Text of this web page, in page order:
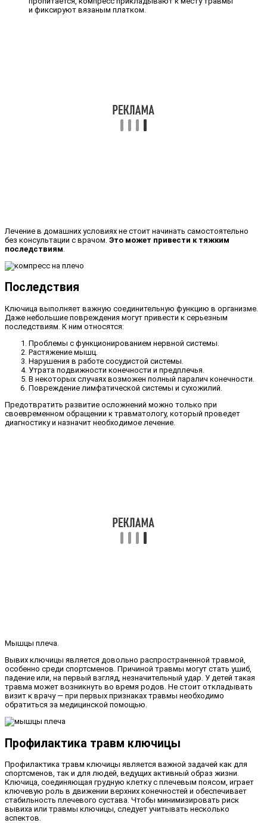
и фиксируют вязаным платком.
Лечение в домашних условиях не стоит начинать самостоятельно
без консультации с врачом. Это может привести к тяжким
последствиям.
Последствия
Ключица выполняет важную соединительную функцию в организме.
Даже небольшие повреждения могут привести к серьезным
последствиям. К ним относятся:
Проблемы с функционированием нервной системы.
Растяжение мышц.
Нарушения в работе сосудистой системы.
Утрата подвижности конечности и предплечья.
В некоторых случаях возможен полный паралич конечности.
Повреждение лимфатической системы и сухожилий.
Предотвратить развитие осложнений можно только при
своевременном обращении к травматологу, который проведет
диагностику и назначит необходимое лечение.
Мышцы плеча.
Вывих ключицы является довольно распространенной травмой,
особенно среди спортсменов. Причиной травмы могут стать ушиб,
падение или, на первый взгляд, незначительный удар. У детей такая
травма может возникнуть во время родов. Не стоит откладывать
визит к врачу — при первых признаках травмы необходимо
обратиться за медицинской помощью.
Профилактика травм ключицы
Профилактика травм ключицы является важной задачей как для
спортсменов, так и для людей, ведущих активный образ жизни.
Ключица, соединяющая грудную клетку с плечевым поясом, играет
ключевую роль в движении верхних конечностей и обеспечивает
стабильность плечевого сустава. Чтобы минимизировать риск
вывиха или травмы ключицы, следует учитывать несколько
аспектов.